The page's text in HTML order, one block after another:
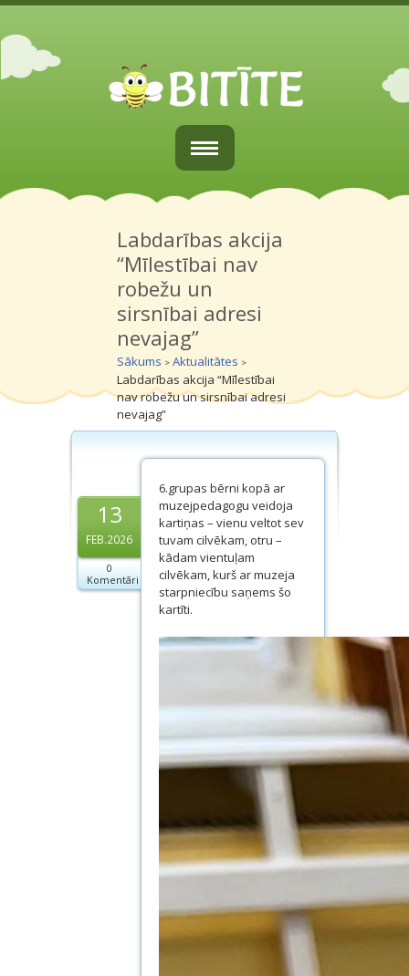
Sākums
Par mums
Vecākiem
Grupiņas
Galerijas
Kontakti
Dokumenti
Projekti
Labdarības akcija
“Mīlestībai nav
robežu un
sirsnībai adresi
nevajag”
Sākums > Aktualitātes >
Labdarības akcija “Mīlestībai
nav robežu un sirsnībai adresi
nevajag”
13
FEB.2026
0
Komentāri
6.grupas bērni kopā ar
muzejpedagogu veidoja
kartiņas – vienu veltot sev
tuvam cilvēkam, otru –
kādam vientuļam
cilvēkam, kurš ar muzeja
starpniecību saņems šo
kartīti.